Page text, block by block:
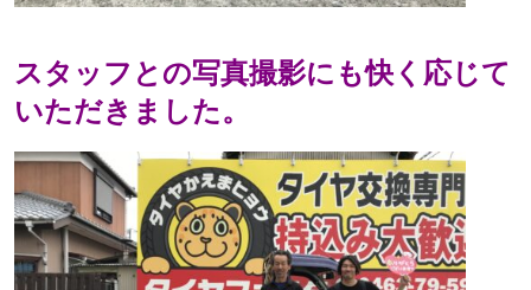
スタッフとの写真撮影にも快く応じて
いただきました。